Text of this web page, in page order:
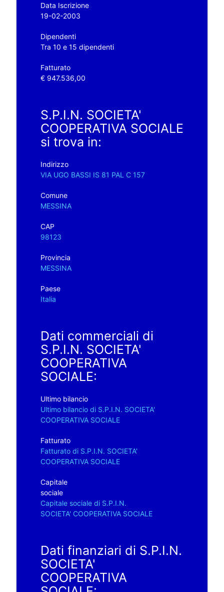
Data Iscrizione
19-02-2003
Dipendenti
Tra 10 e 15 dipendenti
Fatturato
€ 947.536,00
S.P.I.N. SOCIETA'
COOPERATIVA SOCIALE
si trova in:
Indirizzo
VIA UGO BASSI IS 81 PAL C 157
Comune
MESSINA
CAP
98123
Provincia
MESSINA
Paese
Italia
Dati commerciali di
S.P.I.N. SOCIETA'
COOPERATIVA
SOCIALE:
Ultimo bilancio
Ultimo bilancio di S.P.I.N. SOCIETA'
COOPERATIVA SOCIALE
Fatturato
Fatturato di S.P.I.N. SOCIETA'
COOPERATIVA SOCIALE
Capitale
sociale
Capitale sociale di S.P.I.N.
SOCIETA' COOPERATIVA SOCIALE
Dati finanziari di S.P.I.N.
SOCIETA'
COOPERATIVA